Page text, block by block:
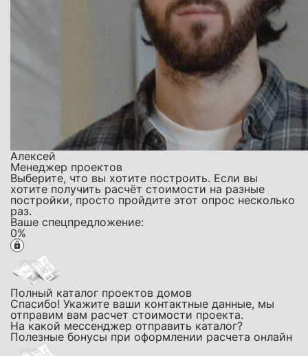
Алексей
Менеджер проектов
Выберите, что вы хотите построить. Если вы
хотите получить расчёт стоимости на разные
постройки, просто пройдите этот опрос несколько
раз.
Ваше спецпредложение:
0%
Полный каталог проектов домов
Спасибо! Укажите ваши контактные данные, мы
отправим вам расчет стоимости проекта.
На какой мессенджер отправить каталог?
Полезные бонусы при оформлении расчета онлайн